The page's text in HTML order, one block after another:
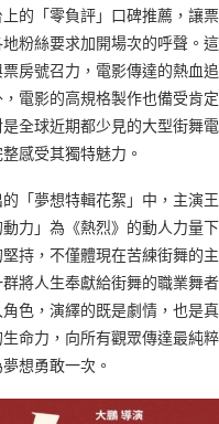
的「零負評」口碑推薦，讓
粉絲要求加開場次的呼聲。
房號召力，電影傳達的熱血
電影的高規格製作也備受肯
全球近期都少見的大型街舞
感受其獨特魅力。
「夢想特輯花絮」中，主演
力」為《熱烈》的動人力量
持，不僅體現在苦練街舞的
群將人生奉獻給街舞的職業舞
色，演繹的既是劇情，也是
命力，向所有觀眾傳達最純
想勇敢一次。